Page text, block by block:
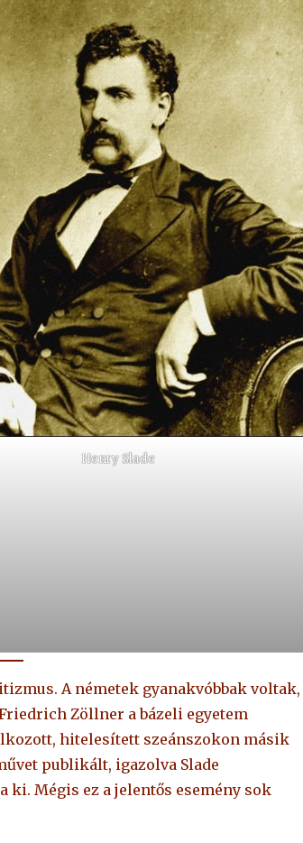
Henry Slade
A németek gyanakvóbbak voltak,
Zöllner a bázeli egyetem
hitelesített szeánszokon másik
publikált, igazolva Slade
ki. Mégis ez a jelentős esemény sok